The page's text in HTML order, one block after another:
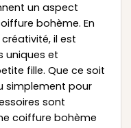
un aspect
bohème. En
il est
uniques et
fille. Que ce soit
simplement pour
sont
coiffure bohème